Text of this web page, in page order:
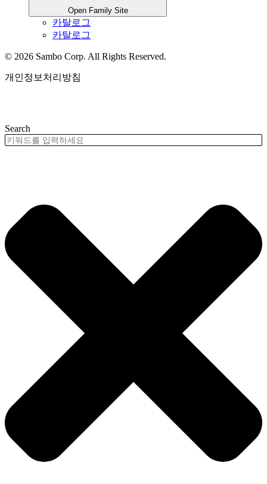
Open Family Site
카탈로그
카탈로그
© 2026 Sambo Corp. All Rights Reserved.
개인정보처리방침
Search